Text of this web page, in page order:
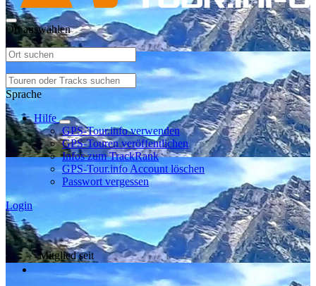
Ort auswählen
Sprache
Hilfe
GPS-Tour.info verwenden
GPS-Touren veröffentlichen
Infos zum TrackRank
GPS-Tour.info Account löschen
Passwort vergessen
Login
Mitglied seit